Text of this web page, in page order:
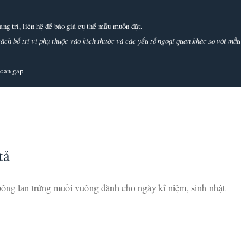
trí, liên hệ để báo giá cụ thể mẫu muốn đặt.
bố trí vì phụ thuộc vào kích thước và các yếu tố ngoại quan khác so với mẫu
gấp
lan trứng muối vuông dành cho ngày kỉ niệm, sinh nhật